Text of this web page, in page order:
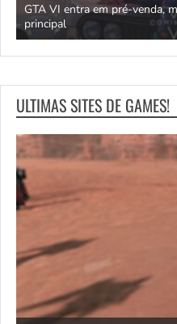
mistério
Jogos com
ULTIMAS SITES DE GAMES!